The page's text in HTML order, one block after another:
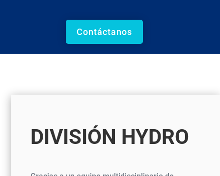
Contáctanos
DIVISIÓN HYDRO